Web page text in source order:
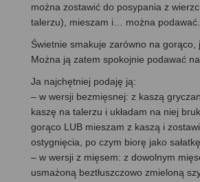
można zostawić do posypania z
talerzu), mieszam i… można podawać.
Świetnie smakuje zarówno na gorąco,
Można ją zatem spokojnie podawać
Ja najchętniej podaję ją:
– w wersji bezmięsnej: z kaszą
kaszę na talerzu i układam na niej
gorąco LUB mieszam z kaszą i
ostygnięcia, po czym biorę jako
– w wersji z mięsem: z dowolnym
usmażoną beztłuszczowo zmieloną